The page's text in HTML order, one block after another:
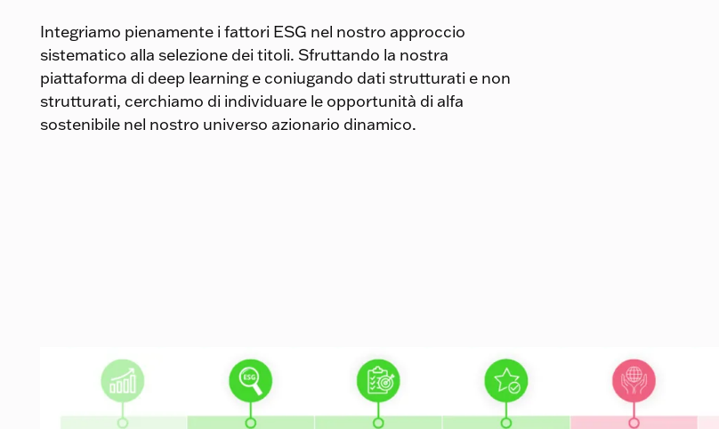
Integriamo pienamente i fattori ESG nel nostro approccio
sistematico alla selezione dei titoli. Sfruttando la nostra
piattaforma di deep learning e coniugando dati strutturati e non
strutturati, cerchiamo di individuare le opportunità di alfa
sostenibile nel nostro universo azionario dinamico.